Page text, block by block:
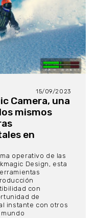
15/09/2023
Camera, una
mismos
en
operativo de las
Design, esta
con
de
instante con otros